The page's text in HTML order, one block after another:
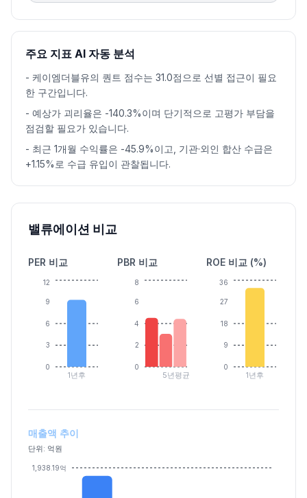
주요 지표 AI 자동 분석
- 케이엠더블유의 퀀트 점수는 31.0점으로 선별 접근이 필요
한 구간입니다.
- 예상가 괴리율은 -140.3%이며 단기적으로 고평가 부담을
점검할 필요가 있습니다.
- 최근 1개월 수익률은 -45.9%이고, 기관·외인 합산 수급은
+1.15%로 수급 유입이 관찰됩니다.
밸류에이션 비교
PER 비교
1년후
0
3
6
9
12
PBR 비교
5년평균
0
2
4
6
8
ROE 비교 (%)
1년후
0
9
18
27
36
매출액 추이
단위: 억원
1,938.19억